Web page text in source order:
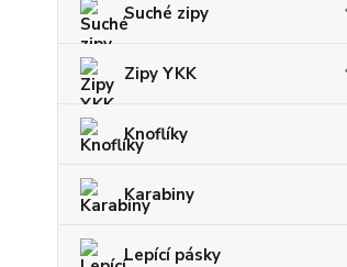
Suché zipy
Zipy YKK
Knoflíky
Karabiny
Lepící pásky